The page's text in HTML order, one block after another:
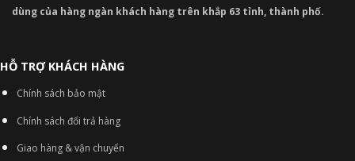
dùng của hàng ngàn khách hàng trên khắp 63 tỉnh, thành phố.
HỖ TRỢ KHÁCH HÀNG
Chính sách bảo mật
Chính sách đổi trả hàng
Giao hàng & vận chuyển